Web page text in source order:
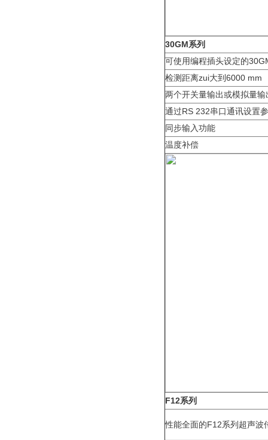
30GM系列
可使用编程插头设定的
检测距离zui大到6000 mm
两个开关量输出或模拟量输
通过RS 232串口通讯设置
同步输入功能
温度补偿
F12系列
性能全面的F12系列超声波